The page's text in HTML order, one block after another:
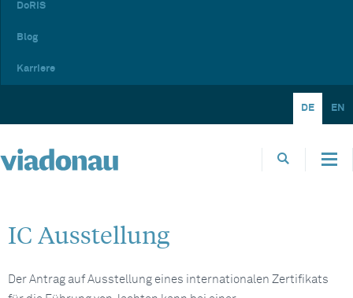
DoRIS
Blog
Karriere
DE EN
IC Ausstellung
Der Antrag auf Ausstellung eines internationalen Zertifikats